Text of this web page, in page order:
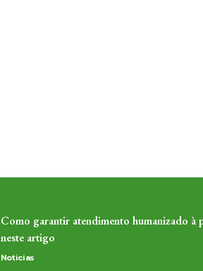
Como garantir atendimento humanizado à
neste artigo
Noticias